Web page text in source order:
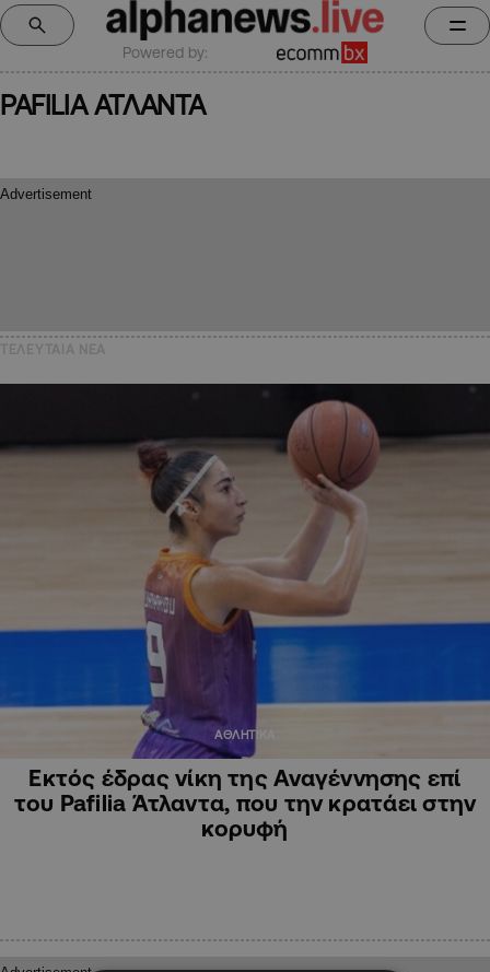
Powered by:
PAFILIA ΑΤΛΑΝΤΑ
ΑΘΛΗΤΙΚΑ
Εκτός έδρας νίκη της Αναγέννησης επί
του Pafilia Άτλαντα, που την κρατάει στην
κορυφή